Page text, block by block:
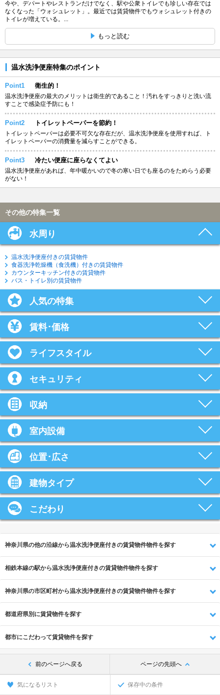
今や、デパートやレストランだけでなく、駅や公衆トイレでも珍しい存在では
なくなった「ウォシュレット」。最近では賃貸物件でもウォシュレット付きの
トイレが増えている。...
もっと読む
温水洗浄便座特集のポイント
Point1 衛生的！
温水洗浄便座の最大のメリットは衛生的であること！汚れをすっきりと洗い流
すことで感染症予防にも！
Point2 トイレットペーパーを節約！
トイレットペーパーは必要不可欠な存在だが、温水洗浄便座を使用すれば、ト
イレットペーパーの消費量を減らすことができる。
Point3 冷たい便座に座らなくてよい
温水洗浄便座があれば、年中暖かいので冬の寒い日でも座るのをためらう必要
がない！
その他の特集一覧
水周り
温水洗浄便座付きの賃貸物件
食器洗浄乾燥機（食洗機）付きの賃貸物件
カウンターキッチン付きの賃貸物件
バス・トイレ別の賃貸物件
人気の特集
賃料･価格
ライフスタイル
セキュリティ
収納
室内設備
位置･広さ
建物タイプ
こだわり
神奈川県の他の沿線から温水洗浄便座付きの賃貸物件物件を探す
相鉄本線の駅から温水洗浄便座付きの賃貸物件物件を探す
神奈川県の市区町村から温水洗浄便座付きの賃貸物件物件を探す
都道府県別に賃貸物件を探す
都市にこだわって賃貸物件を探す
前のページへ戻る ページの先頭へ
気になるリスト 保存中の条件